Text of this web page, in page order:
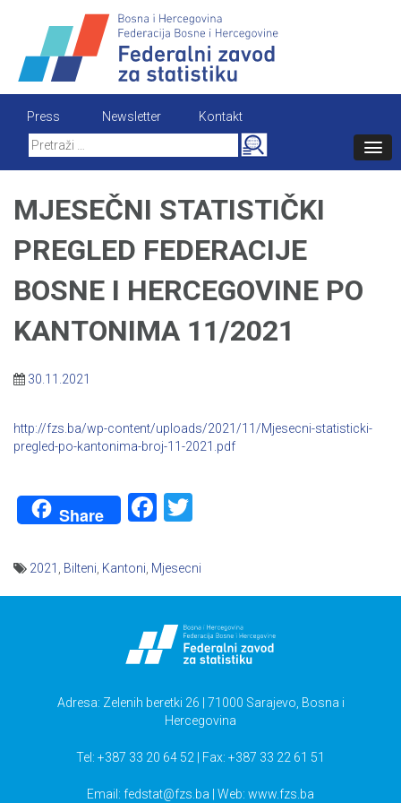
content
Press Newsletter
Kontakt
Search
for:
MJESEČNI STATISTIČKI
PREGLED FEDERACIJE
BOSNE I HERCEGOVINE PO
KANTONIMA 11/2021
30.11.2021
http://fzs.ba/wp-content/uploads/2021/11/Mjesecni-statisticki-
pregled-po-kantonima-broj-11-2021.pdf
Share Facebook
2021 Bilteni Kantoni Mjesecni
Adresa: Zelenih beretki 26 | 71000 Sarajevo, Bosna i
Hercegovina
Tel: +387 33 20 64 52 | Fax: +387 33 22 61 51
Email: fedstat@fzs.ba | Web: www.fzs.ba